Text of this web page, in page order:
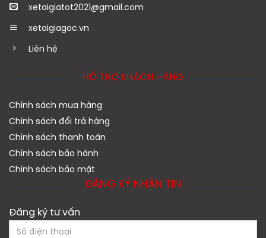
xetaigiatot2021@gmail.com
xetaigiagoc.vn
Liên hệ
HỖ TRỢ KHÁCH HÀNG
Chính sách mua hàng
Chính sách đổi trả hàng
Chính sách thanh toán
Chính sách bảo hành
Chính sách bảo mật
ĐĂNG KÝ NHẬN TIN
Đăng ký tư vấn